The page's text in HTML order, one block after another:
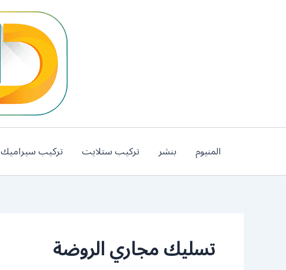
المنيوم بنشر تركيب ستلايت تركيب سيراميك
تسليك مجاري الروضة